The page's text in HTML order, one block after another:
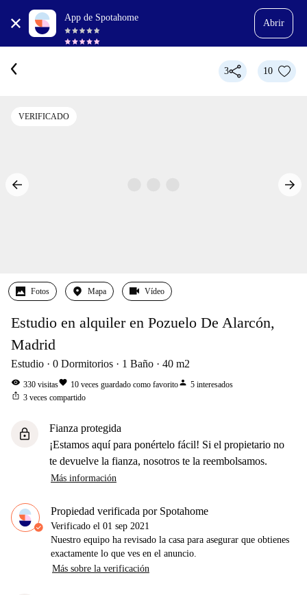
App de Spotahome
Abrir
3 10
VERIFICADO
Fotos Mapa Vídeo
Estudio en alquiler en Pozuelo De Alarcón,
Madrid
Estudio 0 Dormitorios 1 Baño 40 m2
visibility 330 visitasfavorite 10 veces guardado como favoritoperson 5 interesados
ios_share 3 veces compartido
lock
Fianza protegida
¡Estamos aquí para ponértelo fácil! Si el propietario no
te devuelve la fianza, nosotros te la reembolsamos.
Más información
Propiedad verificada por Spotahome
Verificado el 01 sep 2021
Nuestro equipo ha revisado la casa para asegurar que obtienes
exactamente lo que ves en el anuncio.
Más sobre la verificación